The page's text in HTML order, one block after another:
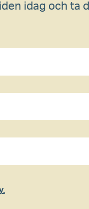
idag och ta